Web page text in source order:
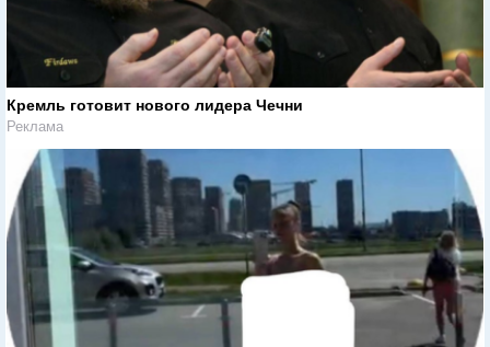
Кремль готовит нового лидера Чечни
Реклама